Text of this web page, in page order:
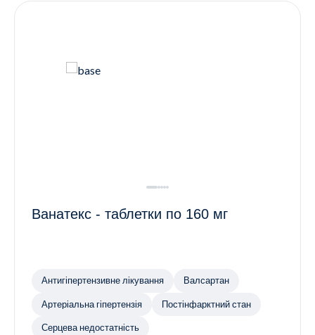
Ванатекс - таблетки по 160 мг
Антигіпертензивне лікування Валсартан
Артеріальна гіпертензія Постінфарктний стан
Серцева недостатність